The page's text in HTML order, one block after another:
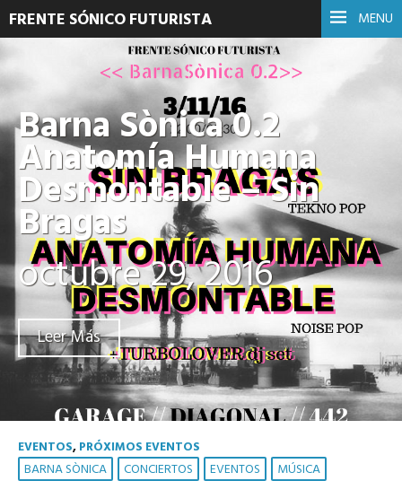
MENU
FRENTE SÓNICO FUTURISTA
Barna Sònica 0.2
Anatomía Humana
Desmontable – Sin
Bragas
octubre 29, 2016
Leer Más
EVENTOS,PRÓXIMOS EVENTOS
BARNA SÒNICA CONCIERTOS EVENTOS MÚSICA